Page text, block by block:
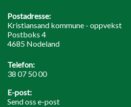
Postadresse:
Kristiansand kommune - oppvekst
Postboks 4
4685 Nodeland
Telefon:
38 07 50 00
E-post:
Send oss e-post